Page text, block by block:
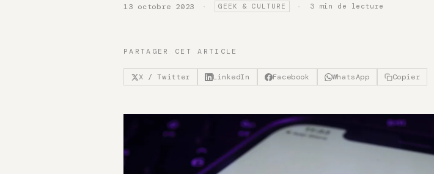
13 octobre 2023 · GEEK & CULTURE · 3 min de lecture
PARTAGER CET ARTICLE
X / Twitter LinkedIn Facebook WhatsApp Copier